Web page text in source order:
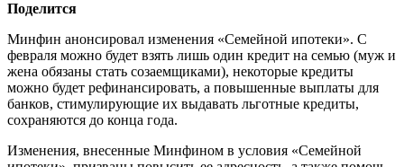
Поделится
Минфин анонсировал изменения «Семейной ипотеки». С
февраля можно будет взять лишь один кредит на семью (муж и
жена обязаны стать созаемщиками), некоторые кредиты
можно будет рефинансировать, а повышенные выплаты для
банков, стимулирующие их выдавать льготные кредиты,
сохраняются до конца года.
Изменения, внесенные Минфином в условия «Семейной